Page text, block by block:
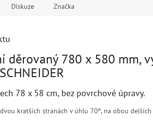
Diskuze Značka
děrovaný 780 x 580 mm,
78 x 58 cm, bez povrchové úpravy.
kratších stranách v úhlu 70º, na obou